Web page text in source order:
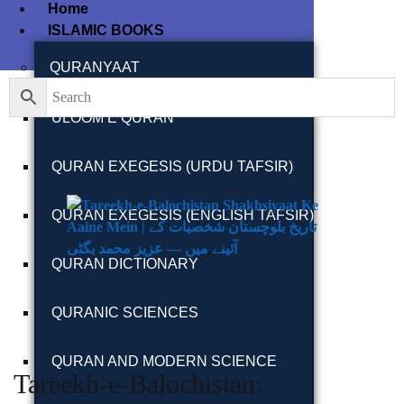
Home
ISLAMIC BOOKS
QURANYAAT
ULOOM E QURAN
QURAN EXEGESIS (URDU TAFSIR)
QURAN EXEGESIS (ENGLISH TAFSIR)
QURAN DICTIONARY
QURANIC SCIENCES
QURAN AND MODERN SCIENCE
Tareekh-e-Balochistan: